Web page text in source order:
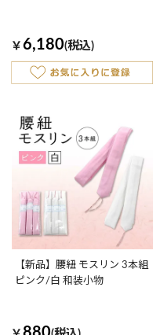
￥ 6,180(税込)
【新品】腰紐 モスリン 3本組
ピンク/白 和装小物